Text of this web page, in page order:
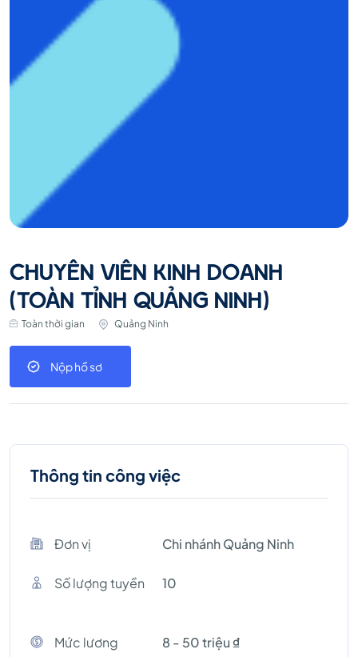
CHUYÊN VIÊN KINH DOANH
(TOÀN TỈNH QUẢNG NINH)
Toàn thời gian Quảng Ninh
Nộp hồ sơ
Thông tin công việc
Đơn vị Chi nhánh Quảng Ninh
Số lượng tuyền 10
Mức lương 8 - 50 triệu ₫